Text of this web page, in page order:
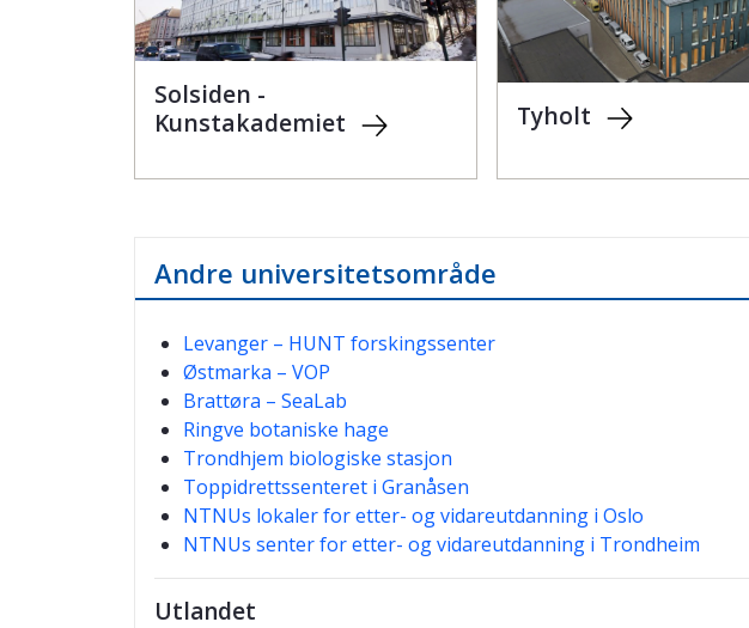
Solsiden -
Kunstakademiet
Tyholt
Andre universitetsområde
Levanger – HUNT forskingssenter
Østmarka – VOP
Brattøra – SeaLab
Ringve botaniske hage
Trondhjem biologiske stasjon
Toppidrettssenteret i Granåsen
NTNUs lokaler for etter- og vidareutdanning i Oslo
NTNUs senter for etter- og vidareutdanning i Trondheim
Utlandet